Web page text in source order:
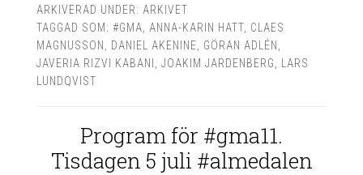
ARKIVERAD UNDER: ARKIVET
TAGGAD SOM: #GMA ANNA-KARIN HATT, CLAES
MAGNUSSON
DANIEL AKENINE GÖRAN ADLÉN
JAVERIA RIZVI KABANI
JOAKIM JARDENBERG
LARS
LUNDQVIST
Program för #gma11.
Tisdagen 5 juli #almedalen